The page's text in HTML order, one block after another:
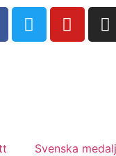
Svenska